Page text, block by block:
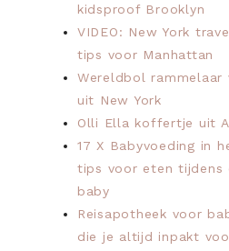
kidsproof Brooklyn
VIDEO: New York
tips voor Manhattan
Wereldbol rammelaar
uit New York
Olli Ella koffertje uit
17 X Babyvoeding in
tips voor eten tijdens
baby
Reisapotheek voor
die je altijd inpakt